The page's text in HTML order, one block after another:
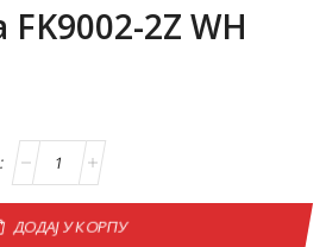
2Z WH
ДОДАЈ У КОРПУ